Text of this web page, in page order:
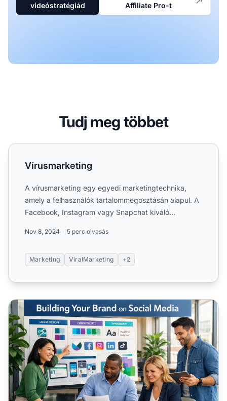
videóstratégiád
Affiliate Pro-t
Tudj meg többet
Vírusmarketing
Vírusmarketing
A vírusmarketing egy egyedi marketingtechnika,
amely a felhasználók tartalommegosztásán alapul. A
Facebook, Instagram vagy Snapchat kiváló
Nov 8, 2024 5 perc olvasás
Marketing ViralMarketing +2
Hogyan használd a közösségi médiát márkaépítésre: